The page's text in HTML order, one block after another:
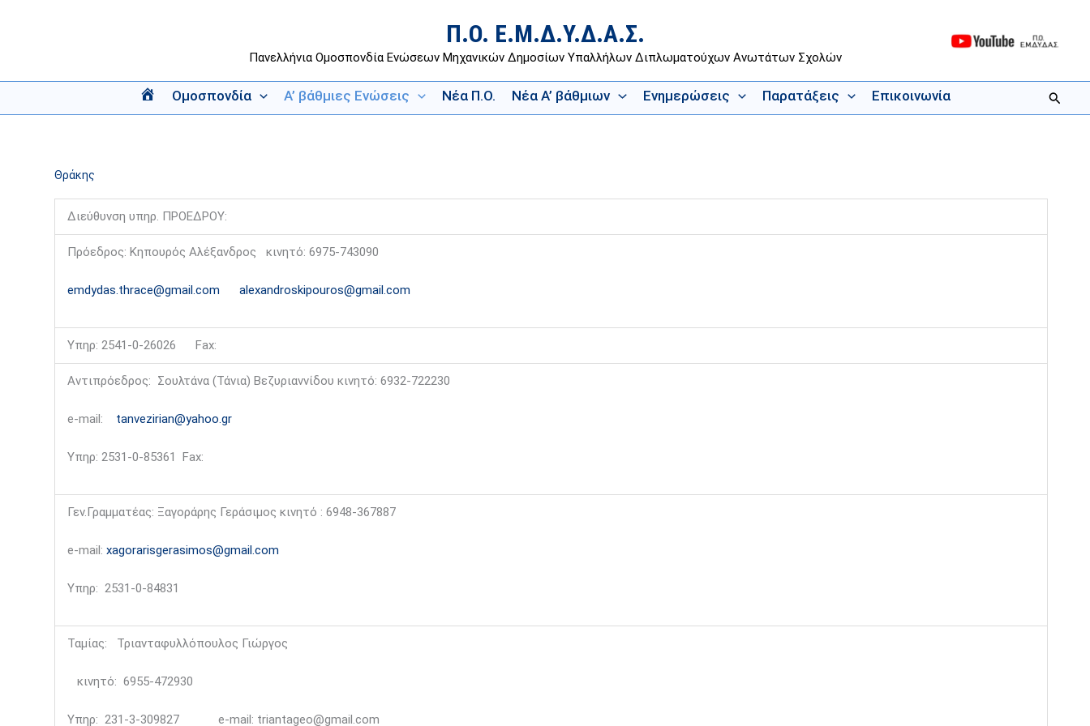
Π.Ο. Ε.Μ.Δ.Υ.Δ.Α.Σ.
Πανελλήνια Ομοσπονδία Ενώσεων Μηχανικών Δημοσίων Υπαλλήλων Διπλωματούχων Ανωτάτων Σχολών
Α
ή
Ομοσπονδία Α’ βάθμιες Ενώσεις Νέα Π.Ο. Νέα Α’ βάθμιων Ενημερώσεις Παρατάξεις Επικοινωνία
Θράκης
Διεύθυνση υπηρ. ΠΡΟΕΔΡΟΥ:
Πρόεδρος: Κηπουρός Αλέξανδρος κινητό: 6975-743090
emdydas.thrace@gmail.com alexandroskipouros@gmail.com
Υπηρ: 2541-0-26026 Fax:
Αντιπρόεδρος: Σουλτάνα (Τάνια) Βεζυριαννίδου κινητό: 6932-722230
e-mail: tanvezirian@yahoo.gr
Υπηρ: 2531-0-85361 Fax:
Γεν.Γραμματέας: Ξαγοράρης Γεράσιμος κινητό : 6948-367887
e-mail: xagorarisgerasimos@gmail.com
Υπηρ: 2531-0-84831
Ταμίας: Τριανταφυλλόπουλος Γιώργος
κινητό: 6955-472930
Υπηρ: 231-3-309827 e-mail: triantageo@gmail.com